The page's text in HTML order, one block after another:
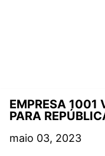
EMPRESA 1001
PARA
maio 03, 2023